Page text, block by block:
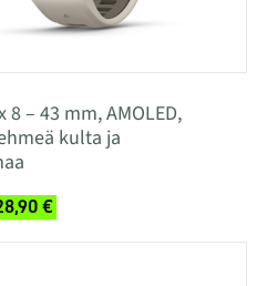
8 – 43 mm, AMOLED,
kulta ja
€